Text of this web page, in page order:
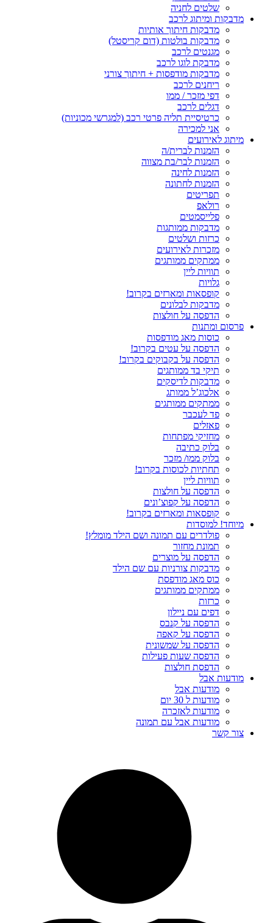
שלטים לחניה
מדבקות ומיתוג לרכב
מדבקות חיתוך אותיות
מדבקות בולטות (דום קריסטל)
מגנטים לרכב
מדבקת לוגו לרכב
מדבקות מודפסות + חיתוך צורני
ריחנים לרכב
דפי מזכר / ממו
דגלים לרכב
כרטיסיית תליה פרטי רכב (למגרשי מכוניות)
אני למכירה
מיתוג לאירועים
הזמנות לברית/ה
הזמנות לבר/בת מצווה
הזמנות לחינה
הזמנות לחתונה
תפריטים
רולאפ
פלייסמטים
מדבקות ממותגות
כרזות ושלטים
מזכרות לאירועים
ממתקים ממותגים
תוויות ליין
גלויות
קופסאות ומארזים בקרוב!
מדבקות לבלונים
הדפסה על חולצות
פרסום ומתנות
כוסות מאג מודפסות
הדפסה על עטים בקרוב!
הדפסה על בקבוקים בקרוב!
תיקי בד ממותגים
מדבקות לדיסקים
אלכוג’ל ממותג
ממתקים ממותגים
פד לעכבר
פאזלים
מחזיקי מפתחות
בלוק כתיבה
בלוק ממו/ מזכר
תחתיות לכוסות בקרוב!
תוויות ליין
הדפסה על חולצות
הדפסה על קפוצ’ונים
קופסאות ומארזים בקרוב!
מיוחד! למוסדות
פולדרים עם תמונה ושם הילד מומלץ!
תמונת מחזור
הדפסה על מוצרים
מדבקות צורניות עם שם הילד
כוס מאג מודפסת
ממתקים ממותגים
כרזות
דפים עם ניילון
הדפסה על קנבס
הדפסה על קאפה
הדפסה על שמשונית
הדפסה שעות פעילות
הדפסת חולצות
מודעות אבל
מודעות אבל
מודעות ל 30 יום
מודעות לאזכרה
מודעות אבל עם תמונה
צור קשר